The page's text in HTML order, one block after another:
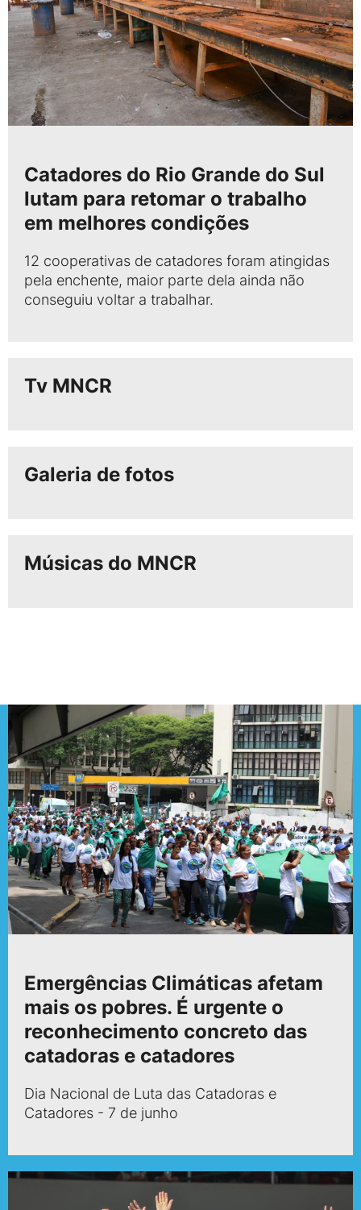
Catadores do Rio Grande do Sul
lutam para retomar o trabalho
em melhores condições
12 cooperativas de catadores foram atingidas
pela enchente, maior parte dela ainda não
conseguiu voltar a trabalhar.
Tv MNCR
Galeria de fotos
Músicas do MNCR
Emergências Climáticas afetam
mais os pobres. É urgente o
reconhecimento concreto das
catadoras e catadores
Dia Nacional de Luta das Catadoras e
Catadores - 7 de junho